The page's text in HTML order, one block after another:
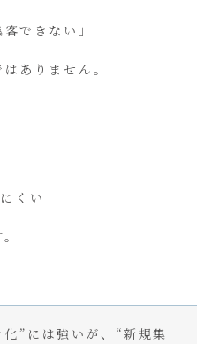
できない」
ありません。
くい
”には強いが、“新規集